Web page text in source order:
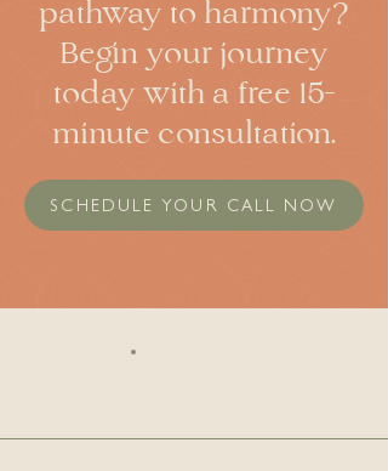
pathway to harmony?
Begin your journey
today with a free 15-
minute consultation.
SCHEDULE YOUR CALL NOW